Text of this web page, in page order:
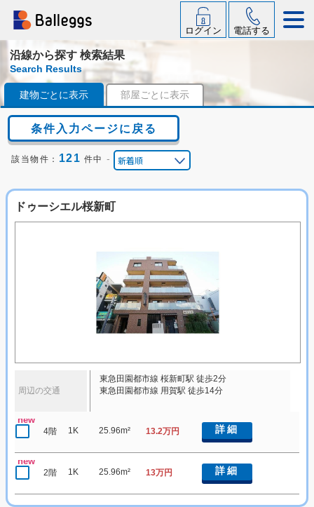
ログイン 電話する
沿線から探す 検索結果
Search Results
建物ごとに表示 部屋ごとに表示
条件入力ページに戻る
該当物件： 121 件中 -
ドゥーシエル桜新町
周辺の交通
東急田園都市線 桜新町駅 徒歩2分
東急田園都市線 用賀駅 徒歩14分
new
4階 1K 25.96m² 13.2万円 詳細
new
2階 1K 25.96m² 13万円 詳細